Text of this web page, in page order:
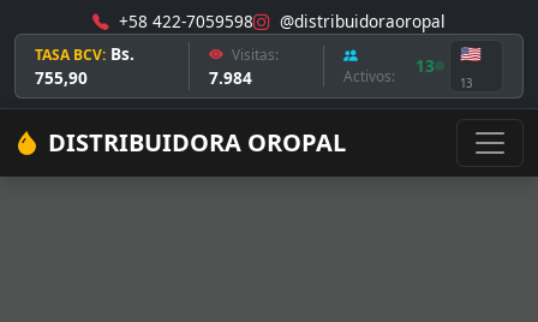
+58 422-7059598 @distribuidoraoropal
TASA BCV: Bs.
755,90
Visitas:
7.984 Activos: 13
🇺🇸
13
DISTRIBUIDORA OROPAL